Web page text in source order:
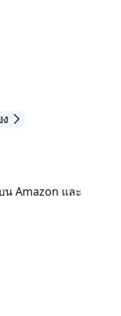
Amazon และ